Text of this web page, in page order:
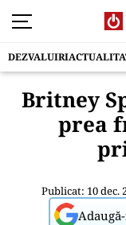
DEZVALUIRI
Britney
prea
Publicat: 10 dec.